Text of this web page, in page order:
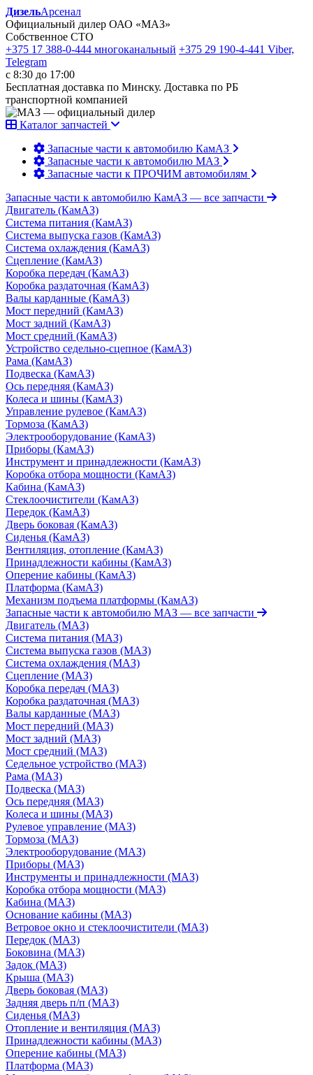
ДизельАрсенал
Официальный дилер ОАО «МАЗ»
Собственное СТО
+375 17 388-0-444 многоканальный +375 29 190-4-441 Viber,
Telegram
с 8:30 до 17:00
Бесплатная доставка по Минску. Доставка по РБ
транспортной компанией
Каталог запчастей
Запасные части к автомобилю КамАЗ
Запасные части к автомобилю МАЗ
Запасные части к ПРОЧИМ автомобилям
Запасные части к автомобилю КамАЗ — все запчасти
Двигатель (КамАЗ)
Система питания (КамАЗ)
Система выпуска газов (КамАЗ)
Система охлаждения (КамАЗ)
Сцепление (КамАЗ)
Коробка передач (КамАЗ)
Коробка раздаточная (КамАЗ)
Валы карданные (КамАЗ)
Мост передний (КамАЗ)
Мост задний (КамАЗ)
Мост средний (КамАЗ)
Устройство седельно-сцепное (КамАЗ)
Рама (КамАЗ)
Подвеска (КамАЗ)
Ось передняя (КамАЗ)
Колеса и шины (КамАЗ)
Управление рулевое (КамАЗ)
Тормоза (КамАЗ)
Электрооборудование (КамАЗ)
Приборы (КамАЗ)
Инструмент и принадлежности (КамАЗ)
Коробка отбора мощности (КамАЗ)
Кабина (КамАЗ)
Стеклоочистители (КамАЗ)
Передок (КамАЗ)
Дверь боковая (КамАЗ)
Сиденья (КамАЗ)
Вентиляция, отопление (КамАЗ)
Принадлежности кабины (КамАЗ)
Оперение кабины (КамАЗ)
Платформа (КамАЗ)
Механизм подъема платформы (КамАЗ)
Запасные части к автомобилю МАЗ — все запчасти
Двигатель (МАЗ)
Система питания (МАЗ)
Система выпуска газов (МАЗ)
Система охлаждения (МАЗ)
Сцепление (МАЗ)
Коробка передач (МАЗ)
Коробка раздаточная (МАЗ)
Валы карданные (МАЗ)
Мост передний (МАЗ)
Мост задний (МАЗ)
Мост средний (МАЗ)
Седельное устройство (МАЗ)
Рама (МАЗ)
Подвеска (МАЗ)
Ось передняя (МАЗ)
Колеса и шины (МАЗ)
Рулевое управление (МАЗ)
Тормоза (МАЗ)
Электрооборудование (МАЗ)
Приборы (МАЗ)
Инструменты и принадлежности (МАЗ)
Коробка отбора мощности (МАЗ)
Кабина (МАЗ)
Основание кабины (МАЗ)
Ветровое окно и стеклоочистители (МАЗ)
Передок (МАЗ)
Боковина (МАЗ)
Задок (МАЗ)
Крыша (МАЗ)
Дверь боковая (МАЗ)
Задняя дверь п/п (МАЗ)
Сиденья (МАЗ)
Отопление и вентиляция (МАЗ)
Принадлежности кабины (МАЗ)
Оперение кабины (МАЗ)
Платформа (МАЗ)